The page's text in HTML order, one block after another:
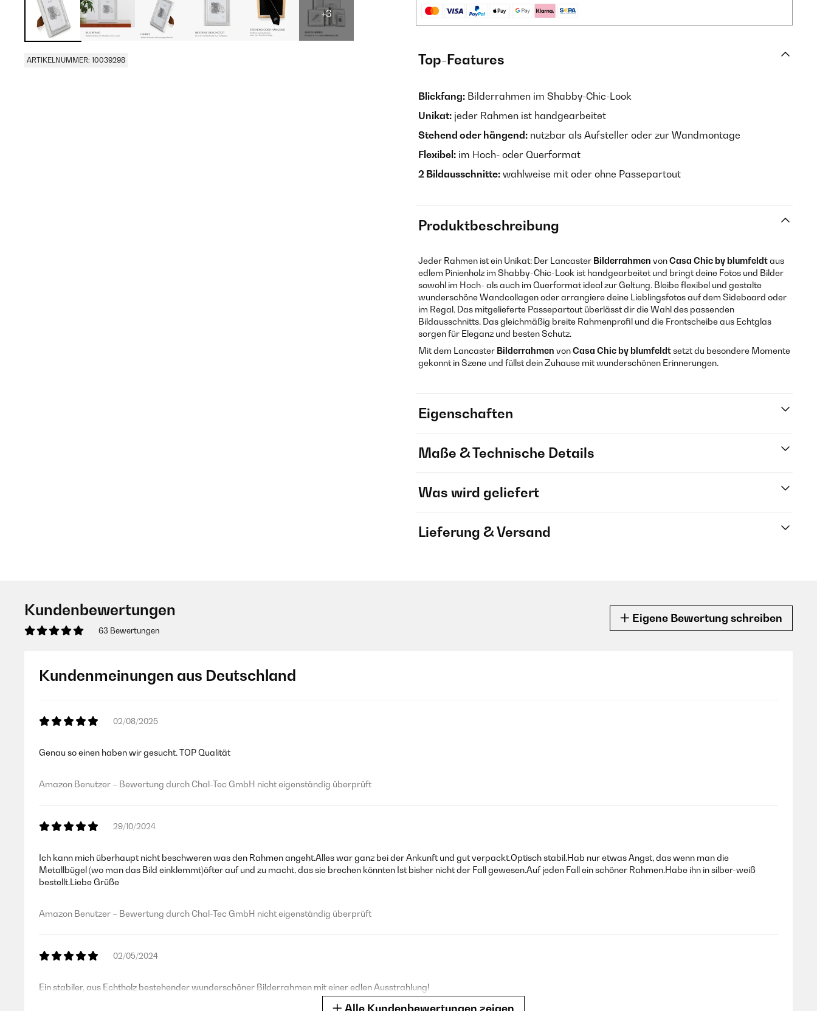
+3
ARTIKELNUMMER: 10039298 Top-Features
Blickfang: Bilderrahmen im Shabby-Chic-Look
Unikat: jeder Rahmen ist handgearbeitet
Stehend oder hängend: nutzbar als Aufsteller oder zur Wandmontage
Flexibel: im Hoch- oder Querformat
2 Bildausschnitte: wahlweise mit oder ohne Passepartout
Produktbeschreibung
Jeder Rahmen ist ein Unikat: Der Lancaster Bilderrahmen vonCasa Chic by blumfeldtaus
edlem Pinienholz im Shabby-Chic-Look ist handgearbeitet und bringt deine Fotos und Bilder
sowohl im Hoch- als auch im Querformat ideal zur Geltung. Bleibe flexibel und gestalte
wunderschöne Wandcollagen oder arrangiere deine Lieblingsfotos auf dem Sideboard oder
im Regal. Das mitgelieferte Passepartout überlässt dir die Wahl des passenden
Bildausschnitts. Das gleichmäßig breite Rahmenprofil und die Frontscheibe aus Echtglas
sorgen für Eleganz und besten Schutz.
Mit dem Lancaster Bilderrahmen vonCasa Chic by blumfeldtsetzt du besondere Momente
gekonnt in Szene und füllst dein Zuhause mit wunderschönen Erinnerungen.
Eigenschaften
Maße & Technische Details
Was wird geliefert
Lieferung & Versand
Kundenbewertungen
63 Bewertungen
Eigene Bewertung schreiben
Kundenmeinungen aus Deutschland
02/08/2025
Genau so einen haben wir gesucht. TOP Qualität
Amazon Benutzer – Bewertung durch Chal-Tec GmbH nicht eigenständig überprüft
29/10/2024
Ich kann mich überhaupt nicht beschweren was den Rahmen angeht.Alles war ganz bei der Ankunft und gut verpackt.Optisch stabil.Hab nur etwas Angst, das wenn man die
Metallbügel (wo man das Bild einklemmt)öfter auf und zu macht, das sie brechen könnten Ist bisher nicht der Fall gewesen.Auf jeden Fall ein schöner Rahmen.Habe ihn in silber-weiß
bestellt.Liebe Grüße
Amazon Benutzer – Bewertung durch Chal-Tec GmbH nicht eigenständig überprüft
02/05/2024
Ein stabiler, aus Echtholz bestehender wunderschöner Bilderrahmen mit einer edlen Ausstrahlung!
Alle Kundenbewertungen zeigen